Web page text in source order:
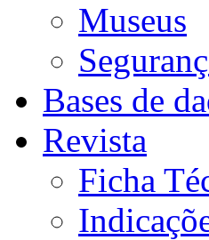
Museus
Bases de
Revista
Ficha